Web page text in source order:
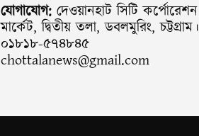
যোগাযোগ: দেওয়ানহাট সিটি কর্পোরেশন
মার্কেট, দ্বিতীয় তলা, ডবলমুরিং, চট্টগ্রাম।
০১৮১৮-৫৭৪৮৪৫
chottalanews@gmail.com